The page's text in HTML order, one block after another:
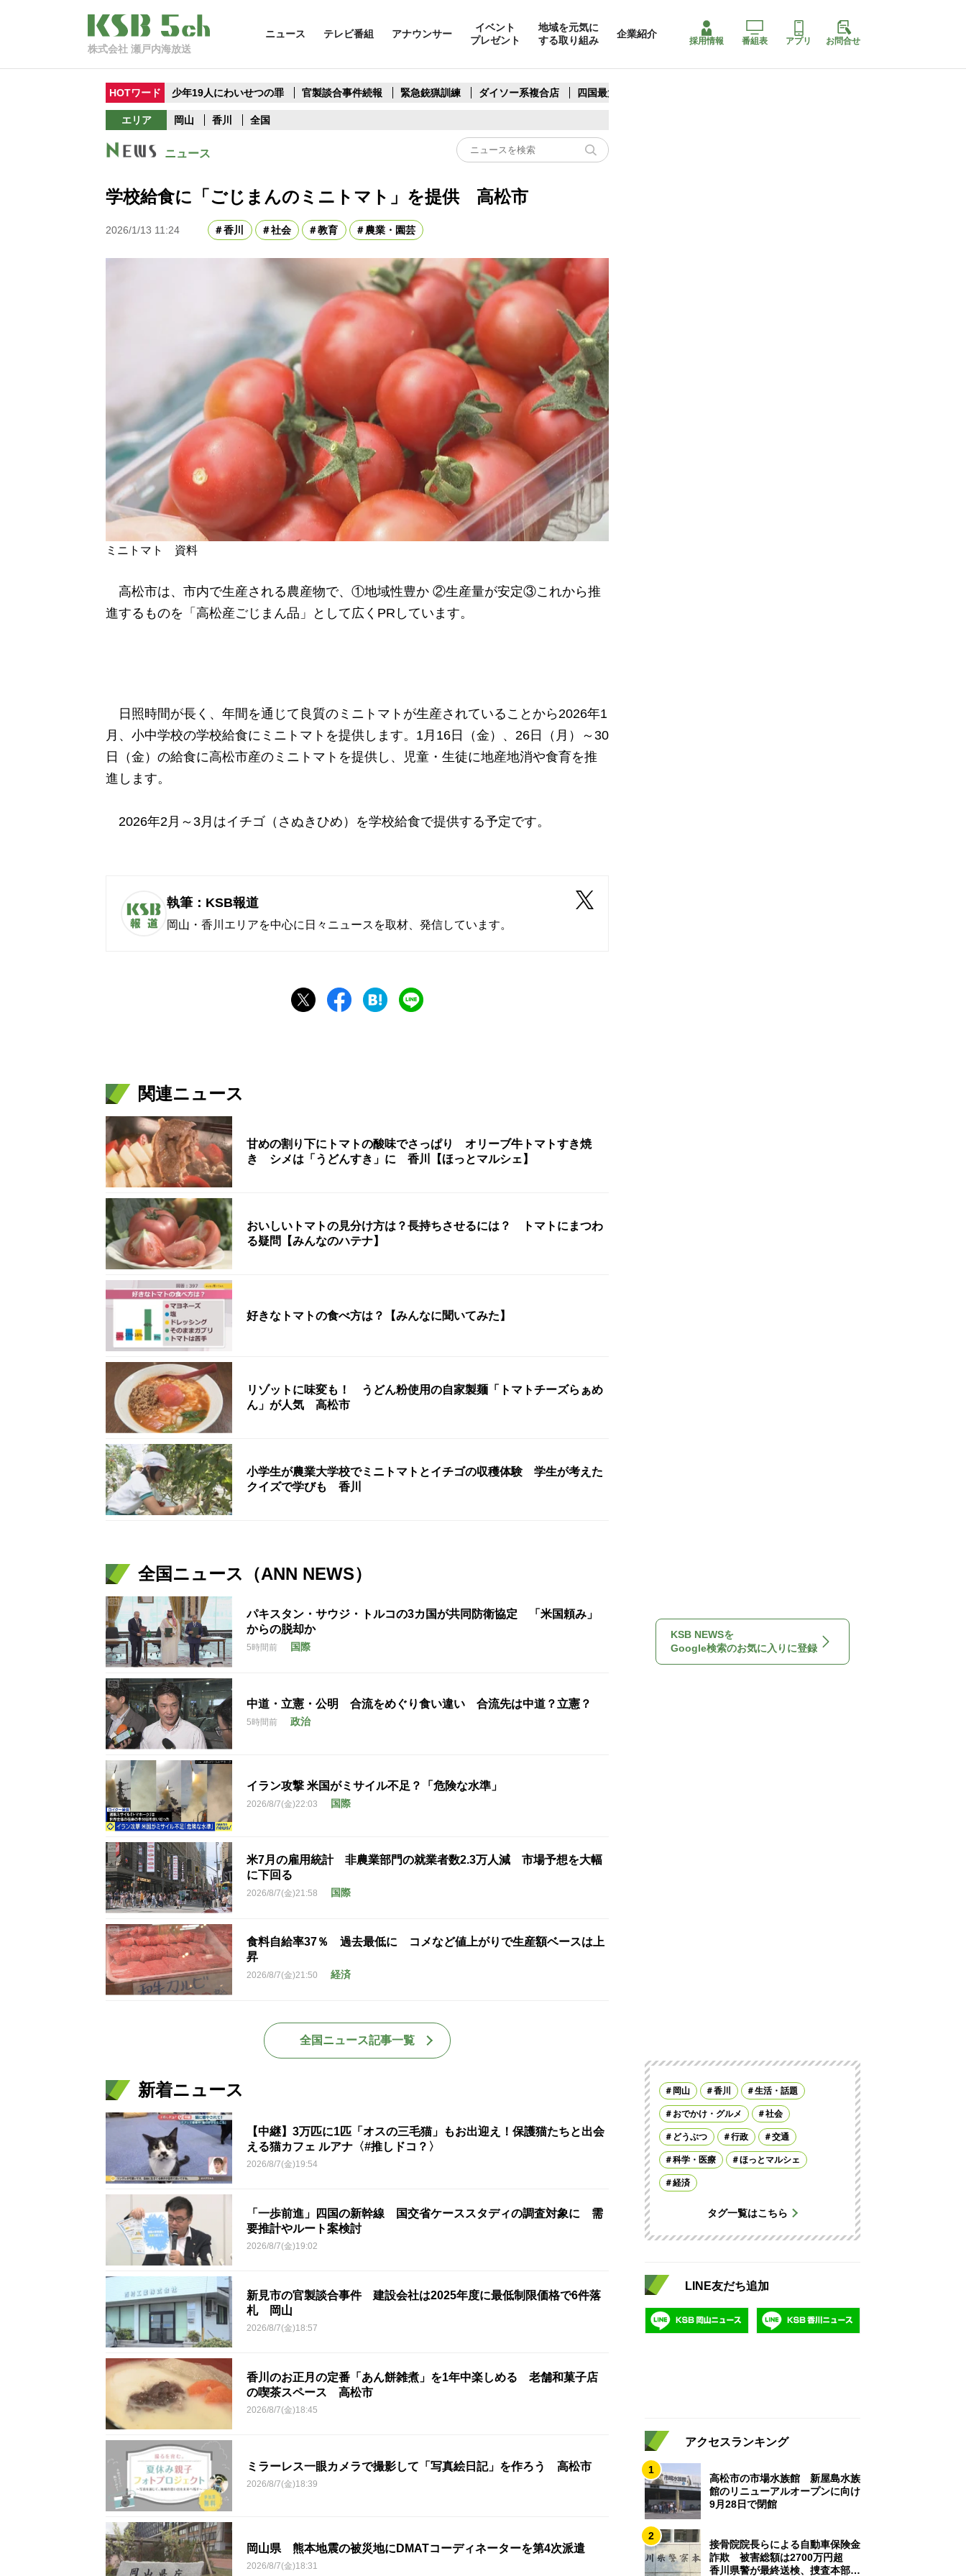
株式会社 瀬戸内海放送
ニュース テレビ番組 アナウンサー
イベント
プレゼント
地域を元気に
する取り組み
企業紹介
採用情報 番組表 アプリ お問合せ
HOTワード 少年19人にわいせつの罪 官製談合事件続報 緊急銃猟訓練 ダイソー系複合店 四国最大スリコ
エリア 岡山 香川 全国
ニュース
学校給食に「ごじまんのミニトマト」を提供 高松市
2026/1/13 11:24 香川 社会 教育 農業・園芸
ミニトマト 資料
高松市は、市内で生産される農産物で、①地域性豊か ②生産量が安定③これから推
進するものを「高松産ごじまん品」として広くPRしています。
日照時間が長く、年間を通じて良質のミニトマトが生産されていることから2026年1
月、小中学校の学校給食にミニトマトを提供します。1月16日（金）、26日（月）～30
日（金）の給食に高松市産のミニトマトを提供し、児童・生徒に地産地消や食育を推
進します。
2026年2月～3月はイチゴ（さぬきひめ）を学校給食で提供する予定です。
執筆：KSB報道
岡山・香川エリアを中心に日々ニュースを取材、発信しています。
関連ニュース
甘めの割り下にトマトの酸味でさっぱり オリーブ牛トマトすき焼
き シメは「うどんすき」に 香川【ほっとマルシェ】
おいしいトマトの見分け方は？長持ちさせるには？ トマトにまつわ
る疑問【みんなのハテナ】
好きなトマトの食べ方は？【みんなに聞いてみた】
リゾットに味変も！ うどん粉使用の自家製麺「トマトチーズらぁめ
ん」が人気 高松市
小学生が農業大学校でミニトマトとイチゴの収穫体験 学生が考えた
クイズで学びも 香川
全国ニュース（ANN NEWS）
パキスタン・サウジ・トルコの3カ国が共同防衛協定 「米国頼み」
からの脱却か
5時間前 国際
中道・立憲・公明 合流をめぐり食い違い 合流先は中道？立憲？
5時間前 政治
イラン攻撃 米国がミサイル不足？「危険な水準」
2026/8/7(金)22:03 国際
米7月の雇用統計 非農業部門の就業者数2.3万人減 市場予想を大幅
に下回る
2026/8/7(金)21:58 国際
食料自給率37％ 過去最低に コメなど値上がりで生産額ベースは上
昇
2026/8/7(金)21:50 経済
全国ニュース記事一覧
新着ニュース
【中継】3万匹に1匹「オスの三毛猫」もお出迎え！保護猫たちと出会
える猫カフェ ルアナ〈#推しドコ？〉
2026/8/7(金)19:54
「一歩前進」四国の新幹線 国交省ケーススタディの調査対象に 需
要推計やルート案検討
2026/8/7(金)19:02
新見市の官製談合事件 建設会社は2025年度に最低制限価格で6件落
札 岡山
2026/8/7(金)18:57
香川のお正月の定番「あん餅雑煮」を1年中楽しめる 老舗和菓子店
の喫茶スペース 高松市
2026/8/7(金)18:45
ミラーレス一眼カメラで撮影して「写真絵日記」を作ろう 高松市
2026/8/7(金)18:39
岡山県 熊本地震の被災地にDMATコーディネーターを第4次派遣
2026/8/7(金)18:31
KSB NEWSを
Google検索のお気に入りに登録
岡山 香川 生活・話題
おでかけ・グルメ 社会
どうぶつ 行政 交通
科学・医療 ほっとマルシェ
経済
タグ一覧はこちら
LINE友だち追加
アクセスランキング
1
高松市の市場水族館 新屋島水族
館のリニューアルオープンに向け
9月28日で閉館
2
接骨院院長らによる自動車保険金
詐欺 被害総額は2700万円超
香川県警が最終送検、捜査本部解